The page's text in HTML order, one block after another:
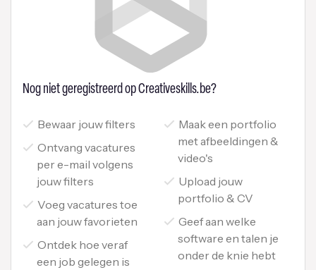
Nog niet geregistreerd op Creativeskills.be?
Bewaar jouw filters
Ontvang vacatures
per e-mail volgens
jouw filters
Voeg vacatures toe
aan jouw favorieten
Ontdek hoe veraf
een job gelegen is
Maak een portfolio
met afbeeldingen &
video's
Upload jouw
portfolio & CV
Geef aan welke
software en talen je
onder de knie hebt